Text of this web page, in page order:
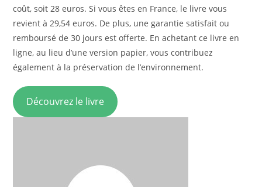
coût, soit 28 euros. Si vous êtes en France, le livre vous
revient à 29,54 euros. De plus, une garantie satisfait ou
remboursé de 30 jours est offerte. En achetant ce livre en
ligne, au lieu d’une version papier, vous contribuez
également à la préservation de l’environnement.
Découvrez le livre